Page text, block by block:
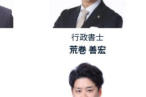
行政書士
荒巻 善宏